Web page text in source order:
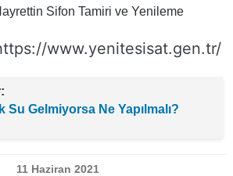
Sifon Tamiri ve Yenileme
www.yenitesisat.gen.tr/
Su Gelmiyorsa Ne Yapılmalı?
11 Haziran 2021